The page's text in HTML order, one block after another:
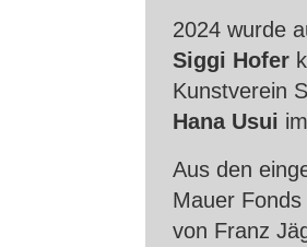
2024 wurde
Siggi Hofer
Kunstverein
Hana Usui
Aus den
Mauer
von Franz